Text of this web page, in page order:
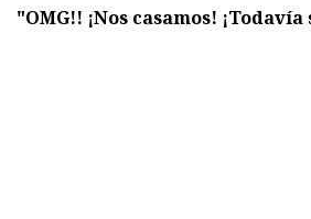
"OMG!! ¡Nos casamos!